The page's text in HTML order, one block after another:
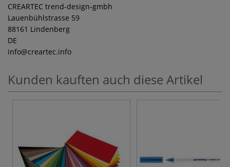
CREARTEC trend-design-gmbh
Lauenbühlstrasse 59
88161 Lindenberg
DE
info@creartec.info
Kunden kauften auch diese Artikel